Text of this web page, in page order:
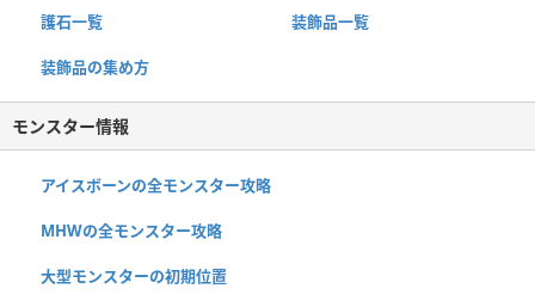
護石一覧 装飾品一覧
装飾品の集め方
モンスター情報
アイスボーンの全モンスター攻略
MHWの全モンスター攻略
大型モンスターの初期位置